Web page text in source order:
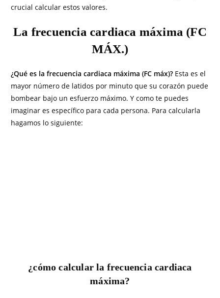
crucial calcular estos valores.
La frecuencia cardiaca máxima (FC
MÁX.)
¿Qué es la frecuencia cardiaca máxima (FC máx)? Esta es el
mayor número de latidos por minuto que su corazón puede
bombear bajo un esfuerzo máximo. Y como te puedes
imaginar es específico para cada persona. Para calcularla
hagamos lo siguiente:
¿cómo calcular la frecuencia cardiaca
máxima?